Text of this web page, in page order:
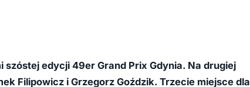
edycji 49er Grand Prix Gdynia. Na drugiej
Filipowicz i Grzegorz Goździk. Trzecie miejsce dla